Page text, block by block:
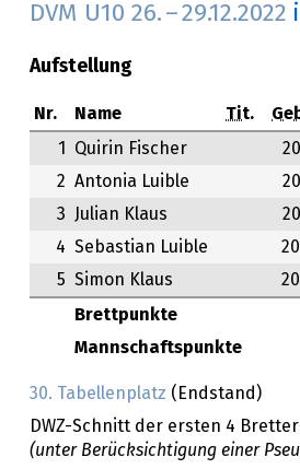
DVM U10 26. –29.12.2022
Aufstellung
Nr. Name Tit.
Brettpunkte
Mannschaftspunkte
1 Quirin Fischer
2 Antonia Luible
3
Julian Klaus
4 Sebastian Luible
5 Simon Klaus
30. Tabellenplatz (Endstand)
DWZ-Schnitt der ersten 4
(unter Berücksichtigung einer